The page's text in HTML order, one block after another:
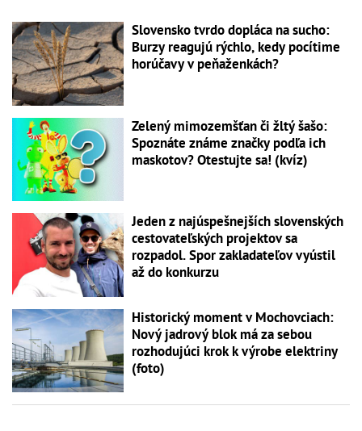
Slovensko tvrdo dopláca na sucho:
Burzy reagujú rýchlo, kedy pocítime
horúčavy v peňaženkách?
Zelený mimozemšťan či žltý šašo:
Spoznáte známe značky podľa ich
maskotov? Otestujte sa! (kvíz)
Jeden z najúspešnejších slovenských
cestovateľských projektov sa
rozpadol. Spor zakladateľov vyústil
až do konkurzu
Historický moment v Mochovciach:
Nový jadrový blok má za sebou
rozhodujúci krok k výrobe elektriny
(foto)